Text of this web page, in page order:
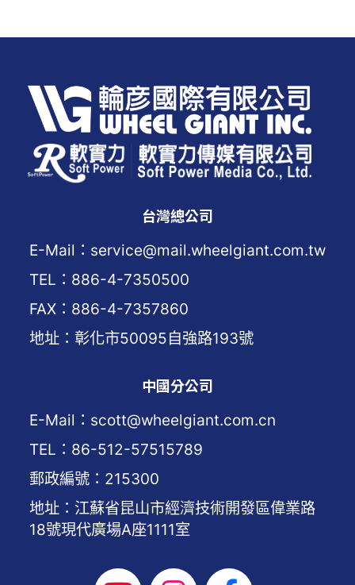
台灣總公司
E-Mail：service@mail.wheelgiant.com.tw
TEL：886-4-7350500
FAX：886-4-7357860
地址：彰化市50095自強路193號
中國分公司
E-Mail：scott@wheelgiant.com.cn
TEL：86-512-57515789
郵政編號：215300
地址：江蘇省昆山市經濟技術開發區偉業路
18號現代廣場A座1111室